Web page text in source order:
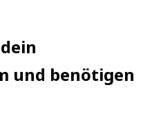
und benötigen